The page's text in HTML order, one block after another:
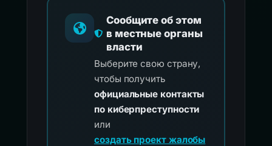
Сообщите об этом
в местные органы
власти
Выберите свою страну,
чтобы получить
официальные контакты
по киберпреступности
или
создать проект жалобы